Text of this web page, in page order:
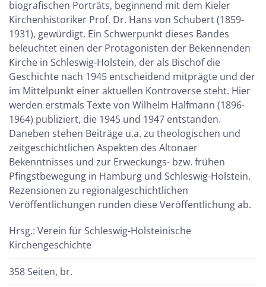
biografischen Porträts, beginnend mit dem Kieler
Kirchenhistoriker Prof. Dr. Hans von Schubert (1859-
1931), gewürdigt. Ein Schwerpunkt dieses Bandes
beleuchtet einen der Protagonisten der Bekennenden
Kirche in Schleswig-Holstein, der als Bischof die
Geschichte nach 1945 entscheidend mitprägte und der
im Mittelpunkt einer aktuellen Kontroverse steht. Hier
werden erstmals Texte von Wilhelm Halfmann (1896-
1964) publiziert, die 1945 und 1947 entstanden.
Daneben stehen Beiträge u.a. zu theologischen und
zeitgeschichtlichen Aspekten des Altonaer
Bekenntnisses und zur Erweckungs- bzw. frühen
Pfingstbewegung in Hamburg und Schleswig-Holstein.
Rezensionen zu regionalgeschichtlichen
Veröffentlichungen runden diese Veröffentlichung ab.
Hrsg.: Verein für Schleswig-Holsteinische
Kirchengeschichte
358 Seiten, br.